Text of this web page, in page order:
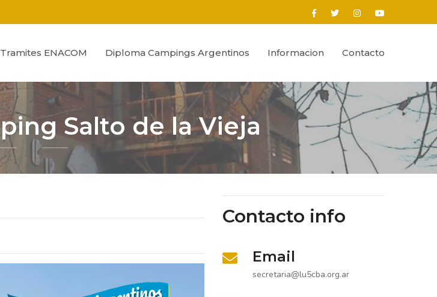
Tramites ENACOM Diploma Campings Argentinos Informacion Contacto
Salto de la Vieja
Contacto info
Email
secretaria@lu5cba.org.ar